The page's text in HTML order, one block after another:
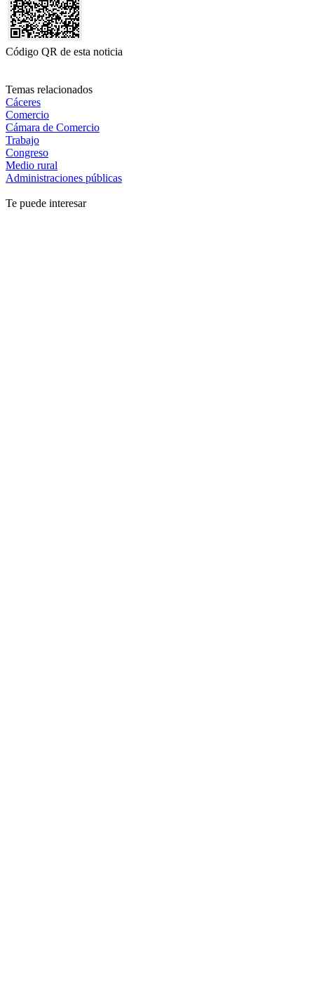
Código QR de esta noticia
Temas relacionados
Cáceres
Comercio
Cámara de Comercio
Trabajo
Congreso
Medio rural
Administraciones públicas
Te puede interesar